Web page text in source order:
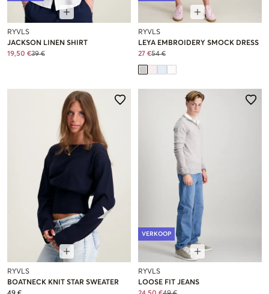
RYVLS
JACKSON LINEN SHIRT
19,50 €39 €
RYVLS
LEYA EMBROIDERY SMOCK DRESS
27 €54 €
RYVLS
BOATNECK KNIT STAR SWEATER
VERKOOP
RYVLS
LOOSE FIT JEANS